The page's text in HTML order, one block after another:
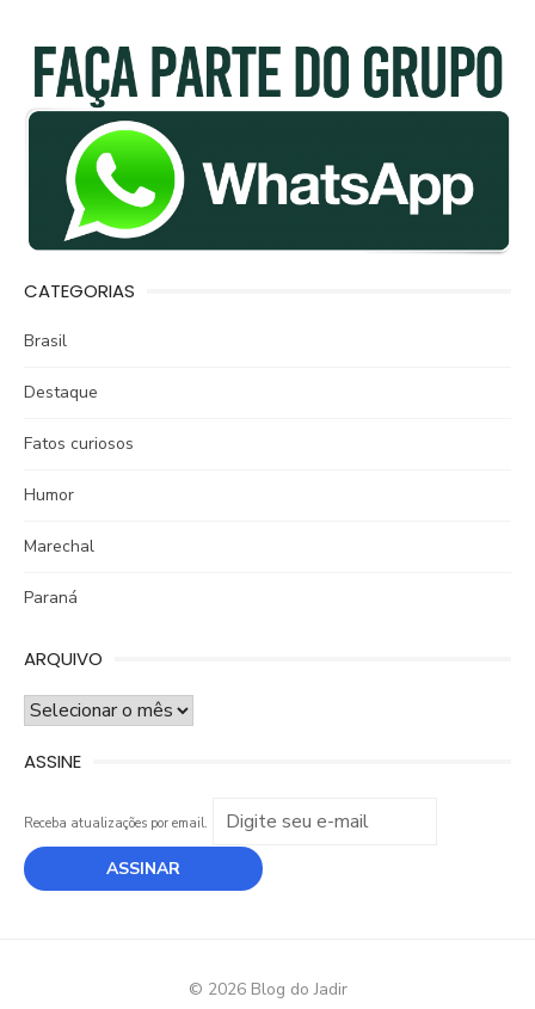
CATEGORIAS
Brasil
Destaque
Fatos curiosos
Humor
Marechal
Paraná
ARQUIVO
ARQUIVO
ASSINE
Receba atualizações por email.
© 2026 Blog do Jadir